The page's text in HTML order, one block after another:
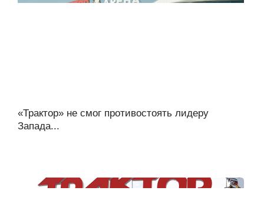
«Трактор» не смог противостоять лидеру
Запада...